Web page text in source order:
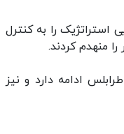
را به کنترل
منهدم کردند.
است برای کنترل طرابلس ادامه دارد و نیز